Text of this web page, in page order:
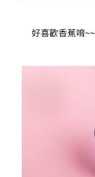
好喜歡香蕉唷~~